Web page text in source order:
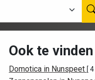
Ook te
Domotica in Nunspeet [ 4